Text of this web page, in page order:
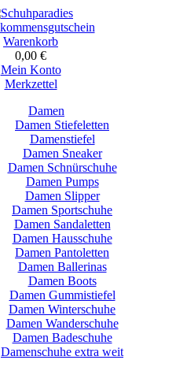
Warenkorb
0,00 €
Mein Konto
Merkzettel
Damen
Damen Stiefeletten
Damenstiefel
Damen Sneaker
Damen Schnürschuhe
Damen Pumps
Damen Slipper
Damen Sportschuhe
Damen Sandaletten
Damen Hausschuhe
Damen Pantoletten
Damen Ballerinas
Damen Boots
Damen Gummistiefel
Damen Winterschuhe
Damen Wanderschuhe
Damen Badeschuhe
Damenschuhe extra weit